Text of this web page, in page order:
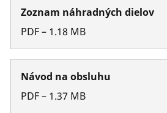
Zoznam náhradných dielov
PDF– 1.18 MB
Návod na obsluhu
PDF– 1.37 MB